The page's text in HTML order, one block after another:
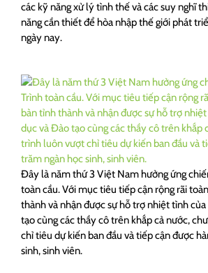
các kỹ năng xử lý tình thế và các suy nghĩ
năng cần thiết để hòa nhập thế giới phát
ngày nay.
Đây là năm thứ 3 Việt Nam hưởng ứng
toàn cầu. Với mục tiêu tiếp cận rộng rãi
thành và nhận được sự hỗ trợ nhiệt tình
tạo cùng các thầy cô trên khắp cả nước,
chỉ tiêu dự kiến ban đầu và tiếp cận được
sinh, sinh viên.